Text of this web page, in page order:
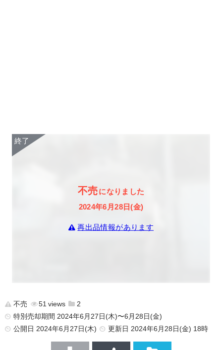
不売になりました
2024年6月28日(金)
再出品情報があります
不売 51
2
特別売却期間 2024年6月27日(木)〜6月28日(金)
公開日 2024年6月27日(木) 更新日 2024年6月28日(金) 18時